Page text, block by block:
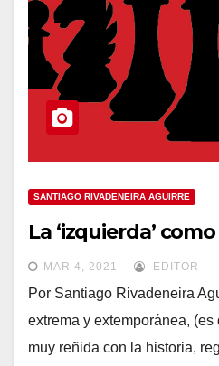
SANTIAGO RIVADENEIRA AGUIRRE
La ‘izquierda’
MAR 4, 2021 EDITOR
Por Santiago Rivadeneira
extrema y extemporánea,
muy reñida con la historia,